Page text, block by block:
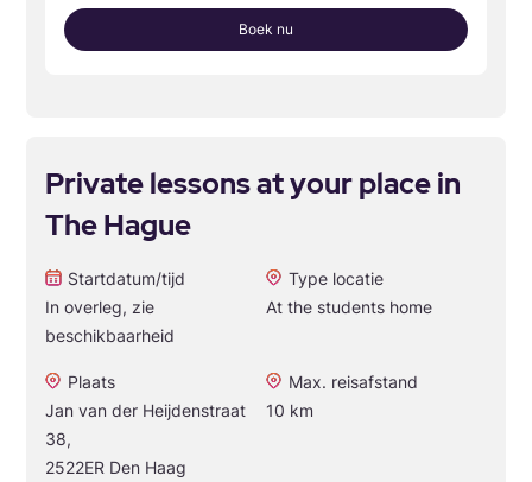
Boek nu
Private lessons at your place in
The Hague
Startdatum/tijd
In overleg, zie
beschikbaarheid
Type locatie
At the students home
Plaats
Jan van der Heijdenstraat
38,
2522ER Den Haag
Max. reisafstand
10 km